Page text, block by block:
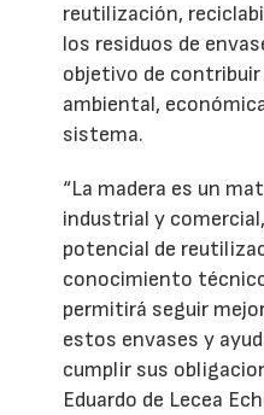
reutilización,
los residuos de
objetivo de
ambiental,
sistema.
“La madera es un
industrial y
potencial de
conocimiento
permitirá seguir
estos envases y
cumplir sus
Eduardo de Lecea